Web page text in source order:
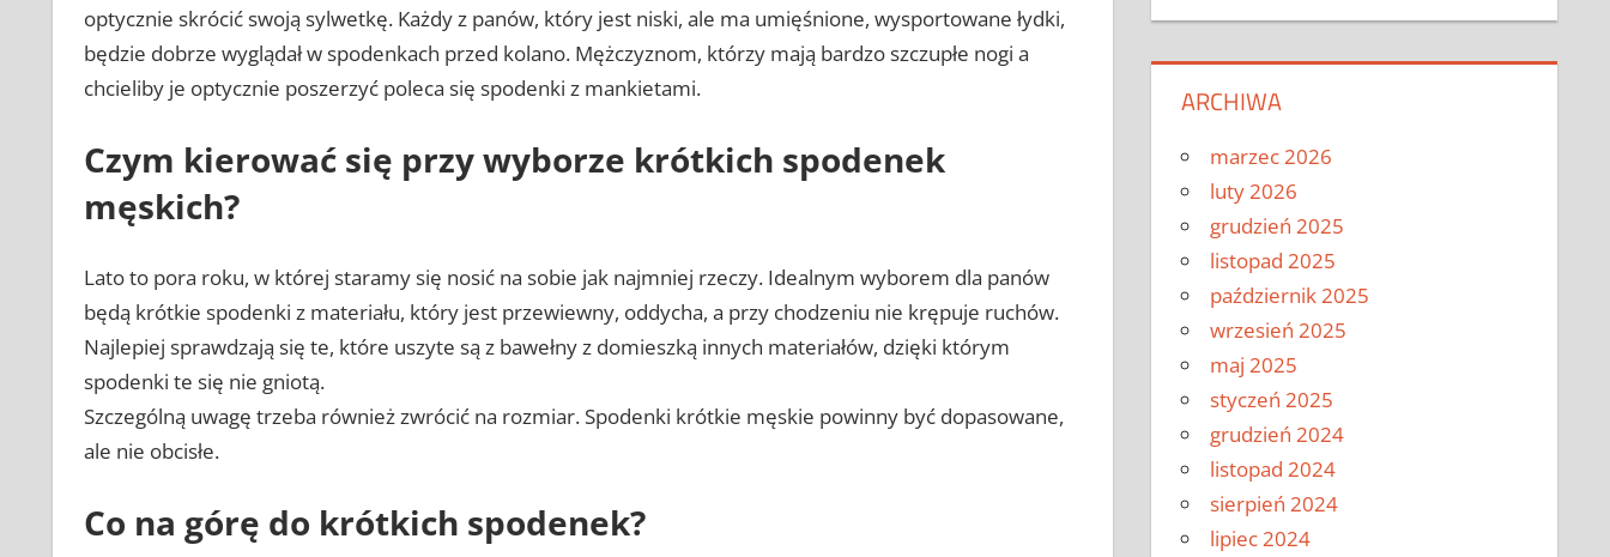
optycznie skrócić swoją sylwetkę. Każdy z panów, który jest niski, ale ma umięśnione, wysportowane łydki,
będzie dobrze wyglądał w spodenkach przed kolano. Mężczyznom, którzy mają bardzo szczupłe nogi a
chcieliby je optycznie poszerzyć poleca się spodenki z mankietami.
Czym kierować się przy wyborze krótkich spodenek
męskich?
Lato to pora roku, w której staramy się nosić na sobie jak najmniej rzeczy. Idealnym wyborem dla panów
będą krótkie spodenki z materiału, który jest przewiewny, oddycha, a przy chodzeniu nie krępuje ruchów.
Najlepiej sprawdzają się te, które uszyte są z bawełny z domieszką innych materiałów, dzięki którym
spodenki te się nie gniotą.
Szczególną uwagę trzeba również zwrócić na rozmiar. Spodenki krótkie męskie powinny być dopasowane,
ale nie obcisłe.
Co na górę do krótkich spodenek?
ARCHIWA
marzec 2026
luty 2026
grudzień 2025
listopad 2025
październik 2025
wrzesień 2025
maj 2025
styczeń 2025
grudzień 2024
listopad 2024
sierpień 2024
lipiec 2024